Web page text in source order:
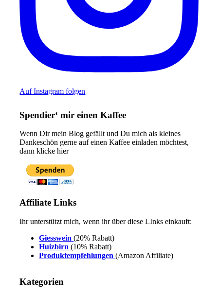
Auf Instagram folgen
Spendier‘ mir einen Kaffee
Wenn Dir mein Blog gefällt und Du mich als kleines
Dankeschön gerne auf einen Kaffee einladen möchtest,
dann klicke hier
Affiliate Links
Ihr unterstützt mich, wenn ihr über diese LInks einkauft:
Giesswein (20% Rabatt)
Huizbirn(10% Rabatt)
Produktempfehlungen(Amazon Affiliate)
Kategorien